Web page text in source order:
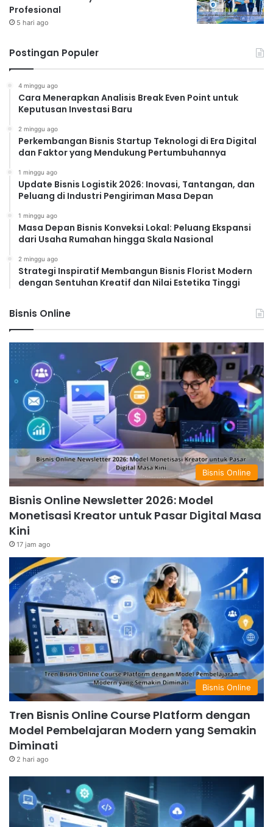
Profesional
5 hari ago
Postingan Populer
4 minggu ago
Cara Menerapkan Analisis Break Even Point untuk
Keputusan Investasi Baru
2 minggu ago
Perkembangan Bisnis Startup Teknologi di Era Digital
dan Faktor yang Mendukung Pertumbuhannya
1 minggu ago
Update Bisnis Logistik 2026: Inovasi, Tantangan, dan
Peluang di Industri Pengiriman Masa Depan
1 minggu ago
Masa Depan Bisnis Konveksi Lokal: Peluang Ekspansi
dari Usaha Rumahan hingga Skala Nasional
2 minggu ago
Strategi Inspiratif Membangun Bisnis Florist Modern
dengan Sentuhan Kreatif dan Nilai Estetika Tinggi
Bisnis Online
Bisnis Online
Bisnis Online Newsletter 2026: Model
Monetisasi Kreator untuk Pasar Digital Masa
Kini
17 jam ago
Bisnis Online
Tren Bisnis Online Course Platform dengan
Model Pembelajaran Modern yang Semakin
Diminati
2 hari ago